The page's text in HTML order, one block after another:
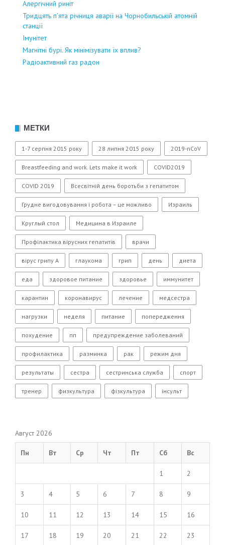
Алергічний риніт
Тридцять п’ята річниця аварії на Чорнобильській атомній
станції
Імунітет
Магнітні бурі. Як мінімізувати їх вплив?
Радіоактивний газ радон
МЕТКИ
1-7 серпня 2015 року 28 липня 2015 року 2019-nCoV
Breastfeeding and work. Lets make it work COVID2019
COVID 2019 Всесвітній день боротьби з гепатитом
Грудне вигодовування і робота – це можливо Израиль
Круглый стол Медицина в Израиле
Профілактика вірусних гепатитів врачи
вірус грипу А глаукома грип день диета
еда здоровое питание здоровье иммунитет
карантин коронавирус лечение медсестра
нагрузки неделя питание попередження
похудение пп предупреждение заболеваний
профилактика разминка рак режим дня
результаты сестра сестринська служба спорт
тренер физкультура фізкультура інсульт
Август 2026
Пн Вт Ср Чт Пт Сб Вс
1 2
3 4 5 6 7 8 9
10 11 12 13 14 15 16
17 18 19 20 21 22 23